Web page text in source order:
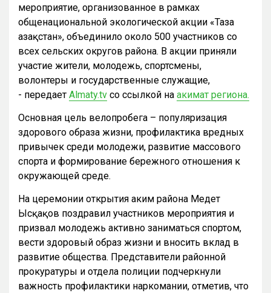
мероприятие, организованное в рамках
общенациональной экологической акции «Таза
Қазақстан», объединило около 500 участников со
всех сельских округов района. В акции приняли
участие жители, молодежь, спортсмены,
волонтеры и государственные служащие,
- передает Almaty.tv со ссылкой на акимат региона.
Основная цель велопробега – популяризация
здорового образа жизни, профилактика вредных
привычек среди молодежи, развитие массового
спорта и формирование бережного отношения к
окружающей среде.
На церемонии открытия аким района Медет
Ысқақов поздравил участников мероприятия и
призвал молодежь активно заниматься спортом,
вести здоровый образ жизни и вносить вклад в
развитие общества. Представители районной
прокуратуры и отдела полиции подчеркнули
важность профилактики наркомании, отметив, что